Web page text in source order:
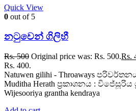
Quick View
0 out of 5
නටුවෙන් ගිලිහී
Rs.500 Original price was: Rs. 500.Rs.
Rs. 400.
Natuwen gilihi - Throaways
Muditha Herath ප්‍රකාශනය : විජේසූරිය
Wijesooriya grantha kendraya